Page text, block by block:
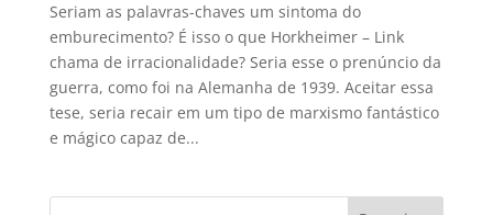
Seriam as palavras-chaves um sintoma do
emburecimento? É isso o que Horkheimer – Link
chama de irracionalidade? Seria esse o prenúncio da
guerra, como foi na Alemanha de 1939. Aceitar essa
tese, seria recair em um tipo de marxismo fantástico
e mágico capaz de...